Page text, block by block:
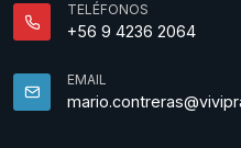
TELÉFONOS
+56 9 4236 2064
EMAIL